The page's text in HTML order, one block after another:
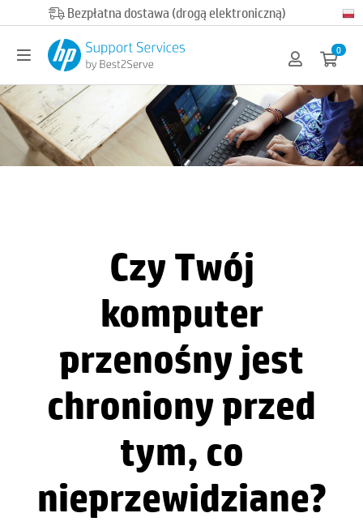
Official HP partner
0
Czy Twój
komputer
przenośny jest
chroniony przed
tym, co
nieprzewidziane?